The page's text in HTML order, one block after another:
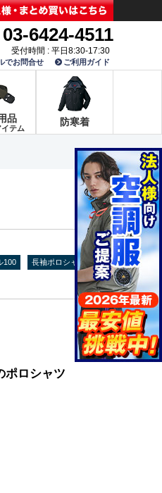
03-6424-4511
受付時間 : 平日8:30-17:30
でお問合せ ご利用ガイド
品
テム
防寒着
100 長袖ポロシャツ
ポロシャツ